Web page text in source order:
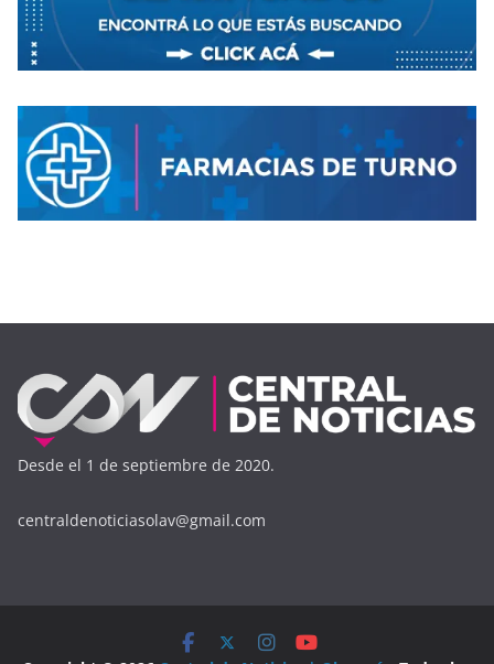
Desde el 1 de septiembre de 2020.
centraldenoticiasolav@gmail.com